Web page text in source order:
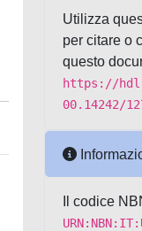
Utilizza
per citare o
questo
https://
00.14242/
Il codice